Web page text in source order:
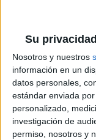
Su
Nosotros y nuestros
información en un
datos personales,
estándar enviada
personalizado,
investigación de
permiso, nosotros y
Sobre ti
Soy:*
Chico